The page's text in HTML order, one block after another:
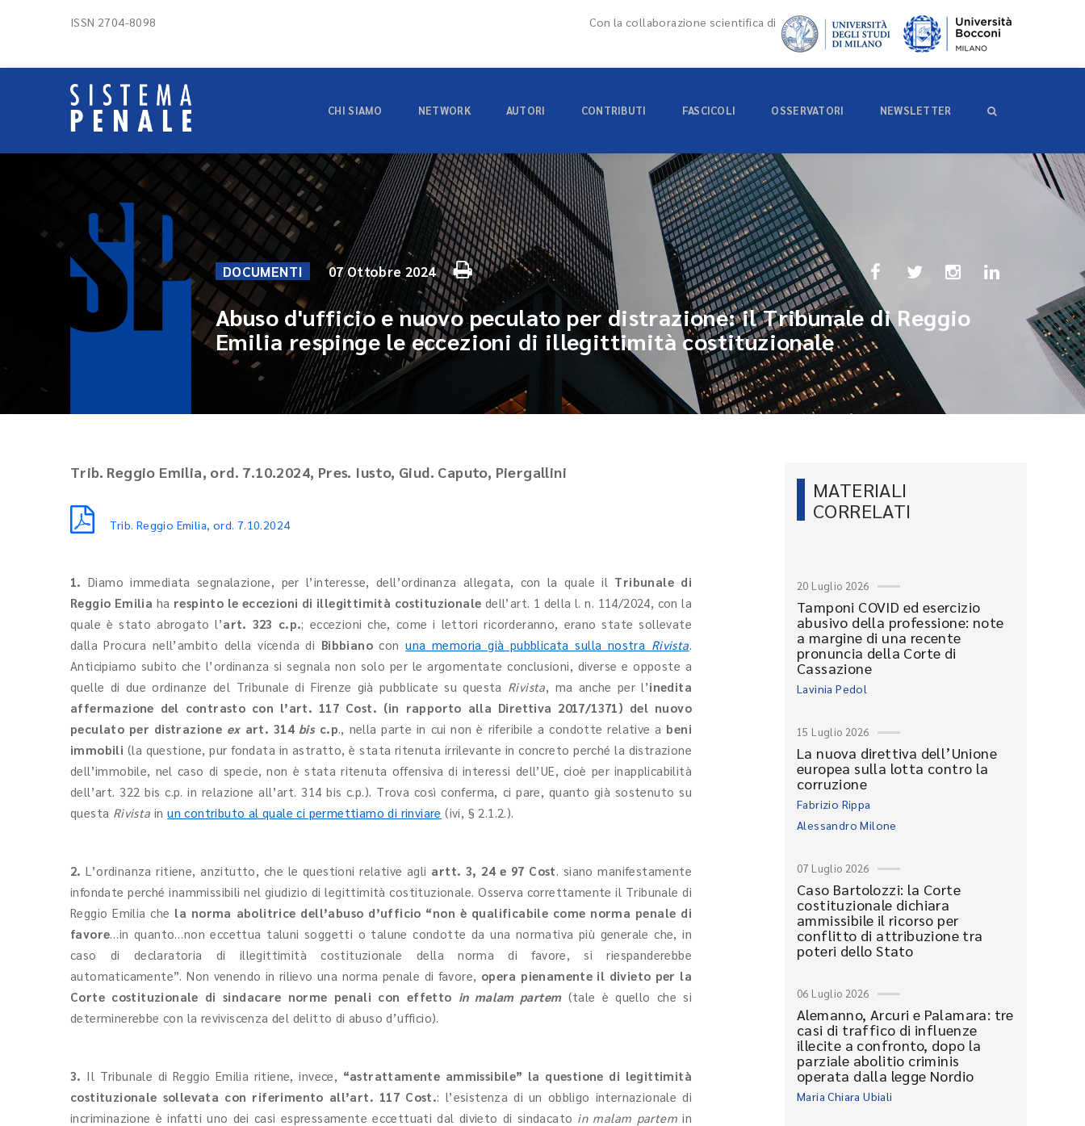
ISSN 2704-8098 Con la collaborazione scientifica di
CHI SIAMO NETWORK AUTORI CONTRIBUTI FASCICOLI OSSERVATORI NEWSLETTER
DOCUMENTI 07 Ottobre 2024
Abuso d'ufficio e nuovo peculato per distrazione: il Tribunale di Reggio
Emilia respinge le eccezioni di illegittimità costituzionale
Trib. Reggio Emilia, ord. 7.10.2024, Pres. Iusto, Giud. Caputo, Piergallini
Trib. Reggio Emilia, ord. 7.10.2024
1. Diamo immediata segnalazione, per l’interesse, dell’ordinanza allegata, con la quale il Tribunale di
Reggio Emilia ha respinto le eccezioni di illegittimità costituzionale dell’art. 1 della l. n. 114/2024, con la
quale è stato abrogato l’art. 323 c.p.; eccezioni che, come i lettori ricorderanno, erano state sollevate
dalla Procura nell’ambito della vicenda di Bibbiano conuna memoria già pubblicata sulla nostra Rivista.
Anticipiamo subito che l’ordinanza si segnala non solo per le argomentate conclusioni, diverse e opposte a
quelle di due ordinanze del Tribunale di Firenze già pubblicate su questa Rivista, ma anche per l’inedita
affermazione del contrasto con l’art. 117 Cost. (in rapporto alla Direttiva 2017/1371) del nuovo
peculato per distrazione exart. 314 bisc.p., nella parte in cui non è riferibile a condotte relative a beni
immobili (la questione, pur fondata in astratto, è stata ritenuta irrilevante in concreto perché la distrazione
dell’immobile, nel caso di specie, non è stata ritenuta offensiva di interessi dell’UE, cioè per inapplicabilità
dell’art. 322 bis c.p. in relazione all’art. 314 bis c.p.). Trova così conferma, ci pare, quanto già sostenuto su
questa Rivista inun contributo al quale ci permettiamo di rinviare (ivi, § 2.1.2.).
2. L’ordinanza ritiene, anzitutto, che le questioni relative agli artt. 3, 24 e 97 Cost. siano manifestamente
infondate perché inammissibili nel giudizio di legittimità costituzionale. Osserva correttamente il Tribunale di
Reggio Emilia che la norma abolitrice dell’abuso d’ufficio “non è qualificabile come norma penale di
favore…in quanto…non eccettua taluni soggetti o talune condotte da una normativa più generale che, in
caso di declaratoria di illegittimità costituzionale della norma di favore, si riespanderebbe
automaticamente”. Non venendo in rilievo una norma penale di favore, opera pienamente il divieto per la
Corte costituzionale di sindacare norme penali con effetto in malam partem (tale è quello che si
determinerebbe con la reviviscenza del delitto di abuso d’ufficio).
3. Il Tribunale di Reggio Emilia ritiene, invece, “astrattamente ammissibile” la questione di legittimità
costituzionale sollevata con riferimento all’art. 117 Cost.: l’esistenza di un obbligo internazionale di
incriminazione è infatti uno dei casi espressamente eccettuati dal divieto di sindacato in malam partem in
MATERIALI
CORRELATI
20 Luglio 2026
Tamponi COVID ed esercizio
abusivo della professione: note
a margine di una recente
pronuncia della Corte di
Cassazione
Lavinia Pedol
15 Luglio 2026
La nuova direttiva dell’Unione
europea sulla lotta contro la
corruzione
Fabrizio Rippa
Alessandro Milone
07 Luglio 2026
Caso Bartolozzi: la Corte
costituzionale dichiara
ammissibile il ricorso per
conflitto di attribuzione tra
poteri dello Stato
06 Luglio 2026
Alemanno, Arcuri e Palamara: tre
casi di traffico di influenze
illecite a confronto, dopo la
parziale abolitio criminis
operata dalla legge Nordio
Maria Chiara Ubiali